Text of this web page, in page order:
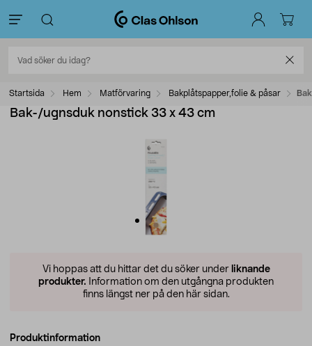
Startsida Hem Matförvaring Bakplåtspapper,folie & påsar
Bak-/ugnsduk nonstick 33 x 43 cm
Vi hoppas att du hittar det du söker under liknande
produkter. Information om den utgångna produkten
finns längst ner på den här sidan.
Produktinformation